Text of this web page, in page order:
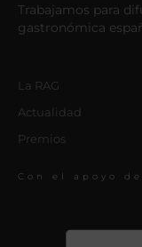
Trabajamos para
gastronómica
La RAG
Actualidad
Premios
Con el apoyo de: